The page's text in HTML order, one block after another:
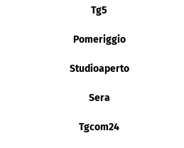
Tg5
Pomeriggio
Studioaperto
Sera
Tgcom24